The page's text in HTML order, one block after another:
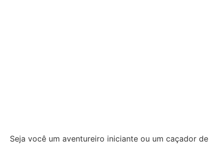
Seja você um aventureiro iniciante ou um caçador de